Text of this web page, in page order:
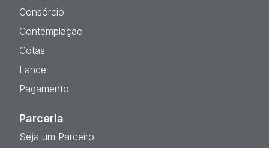
Consórcio
Contemplação
Cotas
Lance
Pagamento
Parceria
Seja um Parceiro